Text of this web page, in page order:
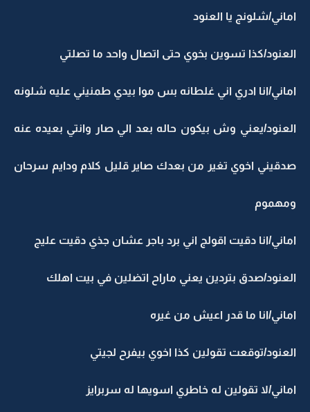
اماني/شلونج يا العنود
العنود/كذا تسوين بخوي حتى اتصال واحد ما تصلتي
اماني/انا ادري اني غلطانه بس موا بيدي طمنيني عليه شلونه
العنود/يعني وش بيكون حاله بعد الي صار وانتي بعيده عنه
صدقيني اخوي تغير من بعدك صاير قليل كلام ودايم سرحان
ومهموم
اماني/انا دقيت اقولج اني برد باجر عشان جذي دقيت عليج
العنود/صدق بتردين يعني ماراح اتضلين في بيت اهلك
اماني/انا ما قدر اعيش من غيره
العنود/توقعت تقولين كذا اخوي بيفرح لجيتي
اماني/لا تقولين له خاطري اسويها له سربرايز